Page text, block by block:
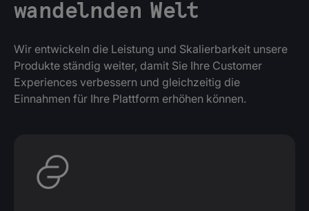
wandelnden Welt
Wir entwickeln die Leistung und Skalierbarkeit unsere
Produkte ständig weiter, damit Sie Ihre Customer
Experiences verbessern und gleichzeitig die
Einnahmen für Ihre Plattform erhöhen können.